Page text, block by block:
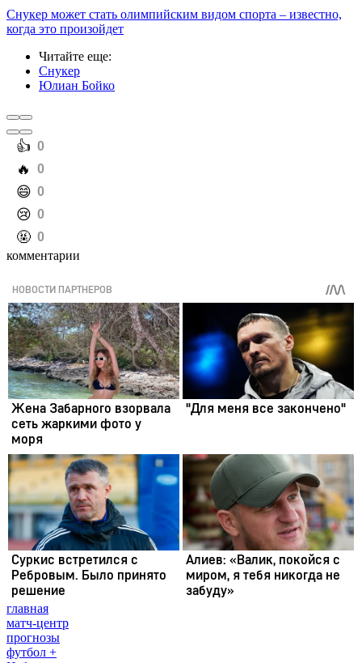
Снукер может стать олимпийским видом спорта – известно,
когда это произойдет
Читайте еще:
Снукер
Юлиан Бойко
️👍 0
️🔥 0
️😄 0
️😢 0
️🤬 0
комментарии
главная
матч-центр
прогнозы
футбол +